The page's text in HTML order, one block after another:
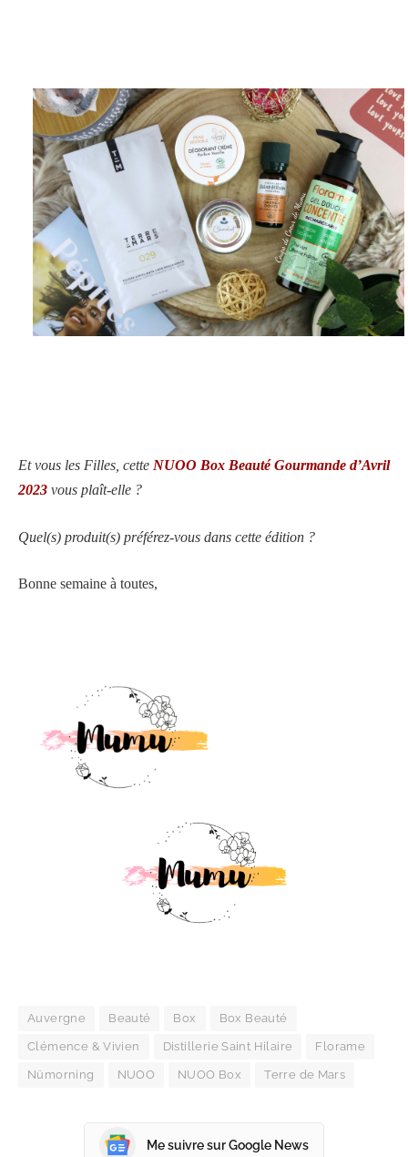
Et vous les Filles, cette NUOO Box Beauté Gourmande d’Avril
2023 vous plaît-elle ?
Quel(s) produit(s) préférez-vous dans cette édition ?
Bonne semaine à toutes,
Auvergne Beauté Box Box Beauté
Clémence & Vivien Distillerie Saint Hilaire Florame
Nümorning NUOO NUOO Box Terre de Mars
Me suivre sur Google News